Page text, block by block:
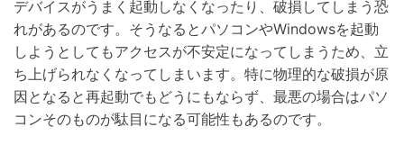
デバイスがうまく起動しなくなったり、破損してしまう恐
れがあるのです。そうなるとパソコンやWindowsを起動
しようとしてもアクセスが不安定になってしまうため、立
ち上げられなくなってしまいます。特に物理的な破損が原
因となると再起動でもどうにもならず、最悪の場合はパソ
コンそのものが駄目になる可能性もあるのです。